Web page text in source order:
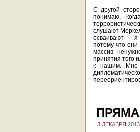
С другой
понимаю,
слушают
осваивают — я
потому что
массив
принятия того
к нашим. Мне
3 ДЕКАБРЯ 2013